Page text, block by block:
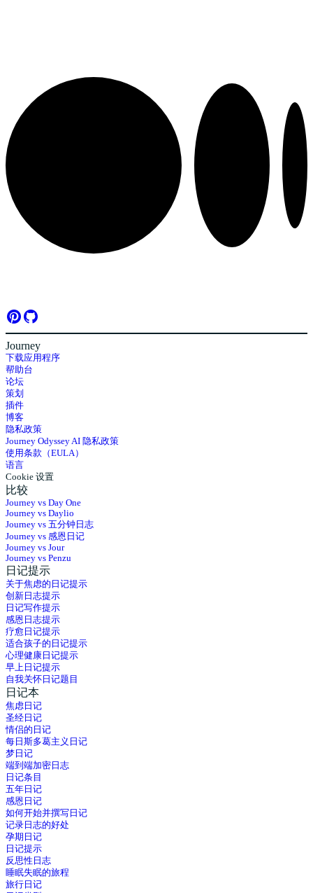
Journey
下载应用程序
帮助台
论坛
策划
插件
博客
隐私政策
Journey Odyssey AI 隐私政策
使用条款（EULA）
语言
Cookie 设置
比较
Journey vs Day One
Journey vs Daylio
Journey vs 五分钟日志
Journey vs 感恩日记
Journey vs Jour
Journey vs Penzu
日记提示
关于焦虑的日记提示
创新日志提示
日记写作提示
感恩日志提示
疗愈日记提示
适合孩子的日记提示
心理健康日记提示
早上日记提示
自我关怀日记题目
日记本
焦虑日记
圣经日记
情侣的日记
每日斯多葛主义日记
梦日记
端到端加密日志
日记条目
五年日记
感恩日记
如何开始并撰写日记
记录日志的好处
孕期日记
日记提示
反思性日志
睡眠失眠的旅程
旅行日记